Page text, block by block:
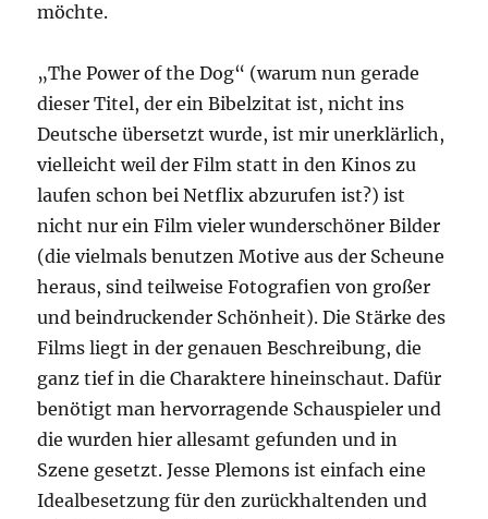
möchte.
„The Power of the Dog“ (warum nun gerade
dieser Titel, der ein Bibelzitat ist, nicht ins
Deutsche übersetzt wurde, ist mir unerklärlich,
vielleicht weil der Film statt in den Kinos zu
laufen schon bei Netflix abzurufen ist?) ist
nicht nur ein Film vieler wunderschöner Bilder
(die vielmals benutzen Motive aus der Scheune
heraus, sind teilweise Fotografien von großer
und beindruckender Schönheit). Die Stärke des
Films liegt in der genauen Beschreibung, die
ganz tief in die Charaktere hineinschaut. Dafür
benötigt man hervorragende Schauspieler und
die wurden hier allesamt gefunden und in
Szene gesetzt. Jesse Plemons ist einfach eine
Idealbesetzung für den zurückhaltenden und